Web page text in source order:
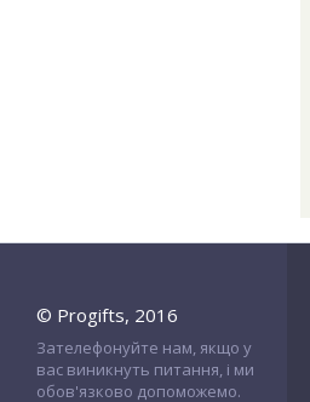
© Progifts, 2016
Зателефонуйте нам, якщо у
вас виникнуть питання, і ми
обов'язково допоможемо.